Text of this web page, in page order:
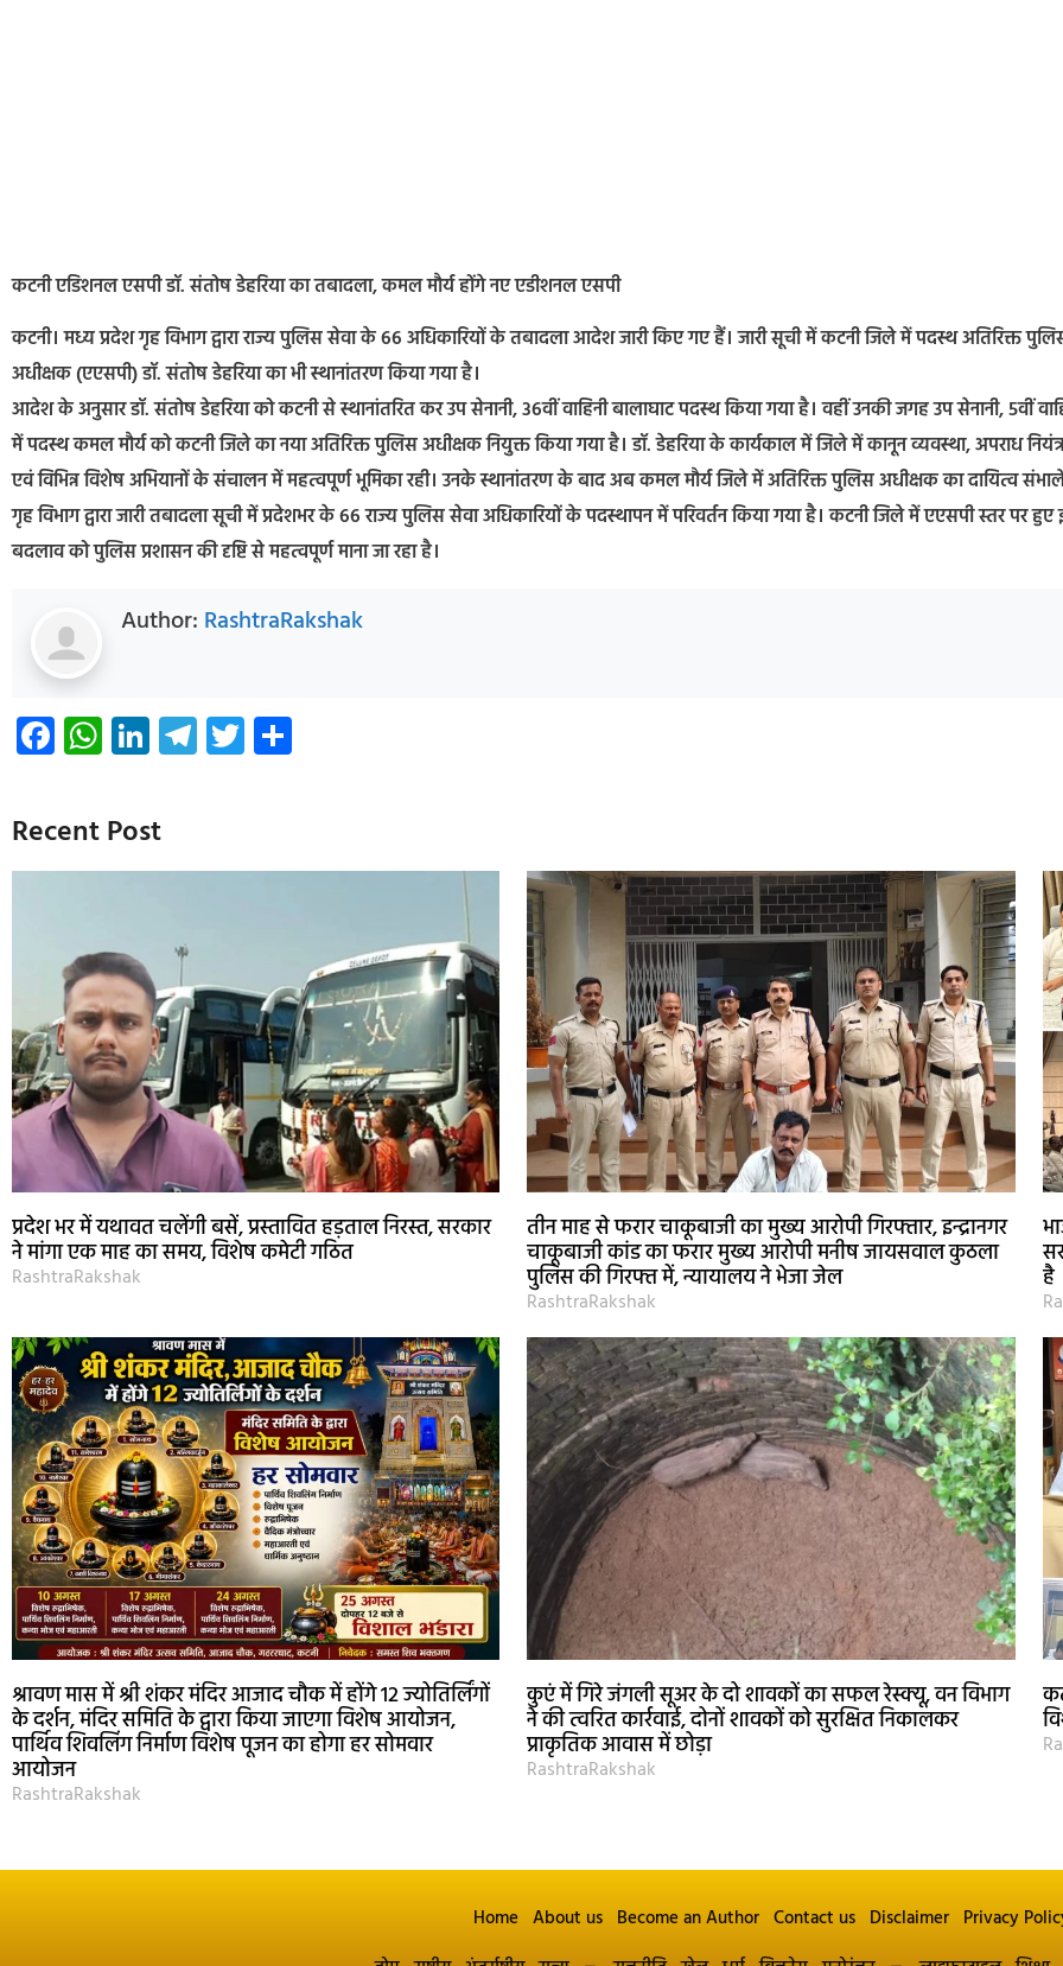
कटनी एडिशनल एसपी डॉ. संतोष डेहरिया का तबादला, कमल मौर्य होंगे नए एडीशनल एसपी
कटनी। मध्य प्रदेश गृह विभाग द्वारा राज्य पुलिस सेवा के 66 अधिकारियों के तबादला आदेश जारी किए गए हैं। जारी सूची में कटनी जिले में पदस्थ अतिरिक्त
अधीक्षक (एएसपी) डॉ. संतोष डेहरिया का भी स्थानांतरण किया गया है।
आदेश के अनुसार डॉ. संतोष डेहरिया को कटनी से स्थानांतरित कर उप सेनानी, 36वीं वाहिनी बालाघाट पदस्थ किया गया है। वहीं उनकी जगह उप सेनानी, 5वीं
में पदस्थ कमल मौर्य को कटनी जिले का नया अतिरिक्त पुलिस अधीक्षक नियुक्त किया गया है। डॉ. डेहरिया के कार्यकाल में जिले में कानून व्यवस्था, अपराध
एवं विभिन्न विशेष अभियानों के संचालन में महत्वपूर्ण भूमिका रही। उनके स्थानांतरण के बाद अब कमल मौर्य जिले में अतिरिक्त पुलिस अधीक्षक का दायित्व
गृह विभाग द्वारा जारी तबादला सूची में प्रदेशभर के 66 राज्य पुलिस सेवा अधिकारियों के पदस्थापन में परिवर्तन किया गया है। कटनी जिले में एएसपी स्तर पर
बदलाव को पुलिस प्रशासन की दृष्टि से महत्वपूर्ण माना जा रहा है।
Author: RashtraRakshak
Facebook
WhatsApp
LinkedIn
Telegram
Twitter
Recent Post
प्रदेश भर में यथावत चलेंगी बसें, प्रस्तावित हड़ताल निरस्त, सरकार
ने मांगा एक माह का समय, विशेष कमेटी गठित
RashtraRakshak
तीन माह से फरार चाकूबाजी का मुख्य आरोपी गिरफ्तार, इन्द्रानगर
चाकूबाजी कांड का फरार मुख्य आरोपी मनीष जायसवाल कुठला
पुलिस की गिरफ्त में, न्यायालय ने भेजा जेल
RashtraRakshak
है
श्रावण मास में श्री शंकर मंदिर आजाद चौक में होंगे 12 ज्योतिर्लिंगों
के दर्शन, मंदिर समिति के द्वारा किया जाएगा विशेष आयोजन,
पार्थिव शिवलिंग निर्माण विशेष पूजन का होगा हर सोमवार
आयोजन
RashtraRakshak
कुएं में गिरे जंगली सूअर के दो शावकों का सफल रेस्क्यू, वन विभाग
ने की त्वरित कार्रवाई, दोनों शावकों को सुरक्षित निकालकर
प्राकृतिक आवास में छोड़ा
RashtraRakshak
Home About us Become an Author Contact us Disclaimer Privacy